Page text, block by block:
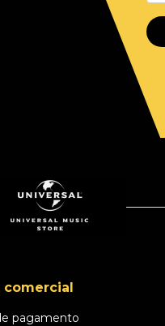
comercial
pagamento